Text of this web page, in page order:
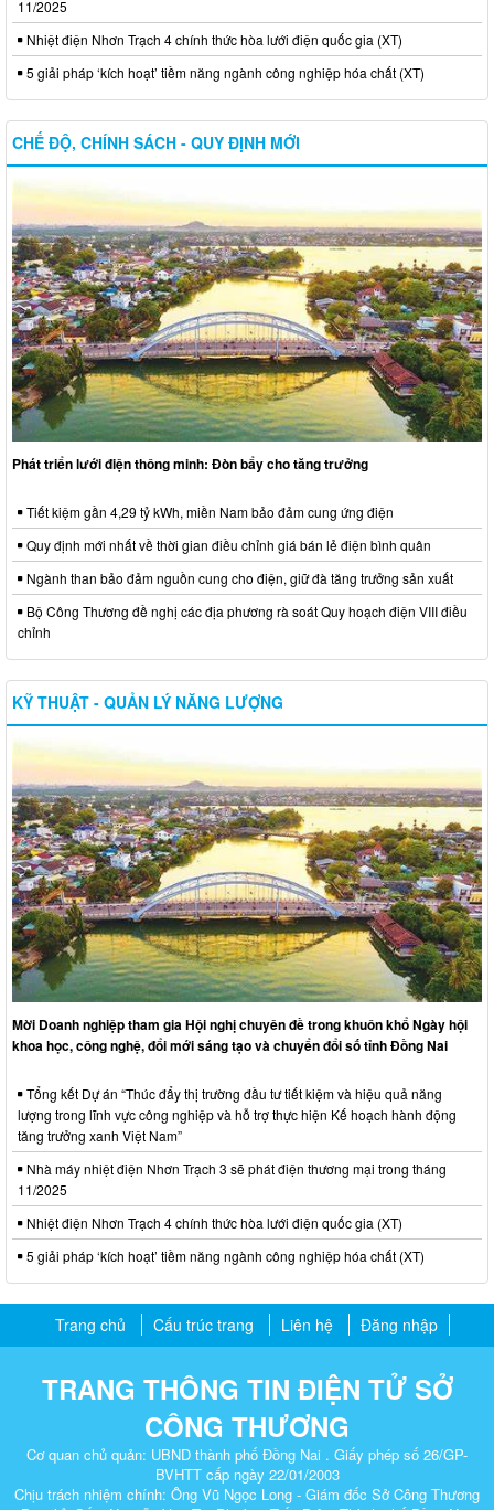
11/2025
Nhiệt điện Nhơn Trạch 4 chính thức hòa lưới điện quốc gia (XT)
5 giải pháp ‘kích hoạt’ tiềm năng ngành công nghiệp hóa chất (XT)
CHẾ ĐỘ, CHÍNH SÁCH - QUY ĐỊNH MỚI
Phát triển lưới điện thông minh: Đòn bẩy cho tăng trưởng
Tiết kiệm gần 4,29 tỷ kWh, miền Nam bảo đảm cung ứng điện
Quy định mới nhất về thời gian điều chỉnh giá bán lẻ điện bình quân
Ngành than bảo đảm nguồn cung cho điện, giữ đà tăng trưởng sản xuất
Bộ Công Thương đề nghị các địa phương rà soát Quy hoạch điện VIII điều
chỉnh
KỸ THUẬT - QUẢN LÝ NĂNG LƯỢNG
Mời Doanh nghiệp tham gia Hội nghị chuyên đề trong khuôn khổ Ngày hội
khoa học, công nghệ, đổi mới sáng tạo và chuyển đổi số tỉnh Đồng Nai
Tổng kết Dự án “Thúc đẩy thị trường đầu tư tiết kiệm và hiệu quả năng
lượng trong lĩnh vực công nghiệp và hỗ trợ thực hiện Kế hoạch hành động
tăng trưởng xanh Việt Nam”
Nhà máy nhiệt điện Nhơn Trạch 3 sẽ phát điện thương mại trong tháng
11/2025
Nhiệt điện Nhơn Trạch 4 chính thức hòa lưới điện quốc gia (XT)
5 giải pháp ‘kích hoạt’ tiềm năng ngành công nghiệp hóa chất (XT)
Trang chủ Cấu trúc trang Liên hệ Đăng nhập
TRANG THÔNG TIN ĐIỆN TỬ SỞ
CÔNG THƯƠNG
Cơ quan chủ quản: UBND thành phố Đồng Nai . Giấy phép số 26/GP-
BVHTT cấp ngày 22/01/2003
Chịu trách nhiệm chính: Ông Vũ Ngọc Long - Giám đốc Sở Công Thương